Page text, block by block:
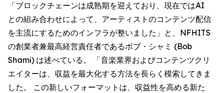
「ブロックチェーンは成熟期を迎えており、現在ではAI
との組み合わせによって、アーティストのコンテンツ配信
を主流にするためのインフラが整いました」と、NFHITS
の創業者兼最高経営責任者であるボブ・シャミ (Bob
Shami) は述べている。 「音楽業界およびコンテンツクリ
エイターは、収益を最大化する方法を長らく模索してきま
した。 この新しいフォーマットは、収益性を高める新た